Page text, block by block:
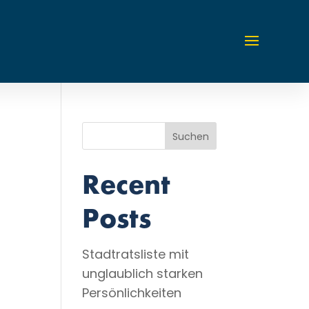
Suchen
Recent
Posts
Stadtratsliste mit
unglaublich starken
Persönlichkeiten